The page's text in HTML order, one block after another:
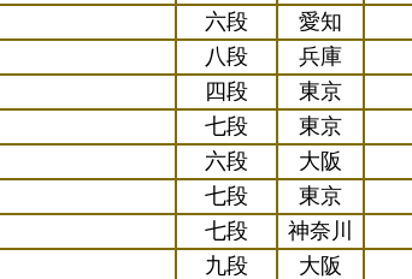
六段 愛知
八段 兵庫
四段 東京
七段 東京
六段 大阪
七段 東京
七段 神奈川
九段 大阪